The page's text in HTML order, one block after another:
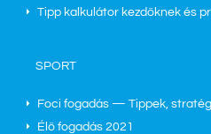
Tipp kalkulátor kezdőknek és
SPORT
Foci fogadás — Tippek,
Élő fogadás 2021